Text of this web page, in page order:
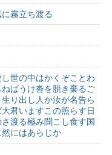
霧立ち渡る
世の中はかくぞことわ
ばうけ沓を脱き棄るご
り出し人か汝が名告ら
君いますこの照らす日
渡る極み聞こし食す国
にはあらじか